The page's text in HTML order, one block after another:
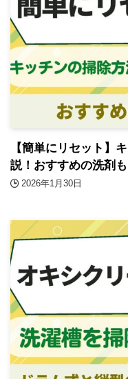
【簡単にリセット】
説！おすすめの洗剤
2026年1月30日